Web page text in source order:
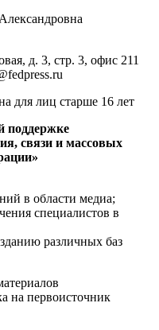
д. 3, стр. 3, офис 211
для лиц старше 16 лет
поддержке
связи и массовых
в области медиа;
специалистов в
различных баз
на первоисточник